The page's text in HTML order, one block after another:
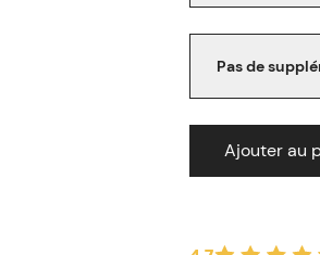
Pas de
Ajouter au